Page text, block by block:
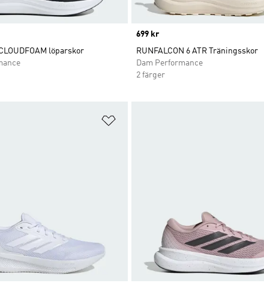
löparskor
Price
699 kr
RUNFALCON 6 ATR Träningsskor
Dam Performance
2 färger